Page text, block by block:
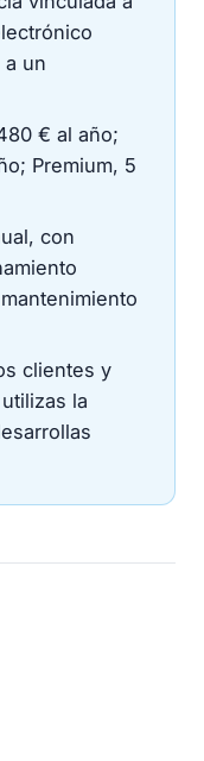
un
€ al año;
Premium, 5
con
clientes y
la